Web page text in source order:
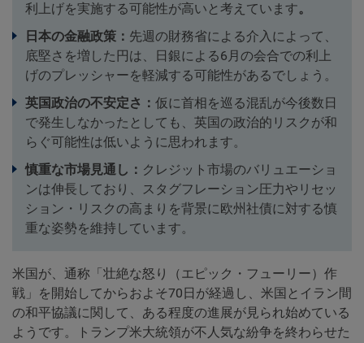
利上げを実施する可能性が高いと考えています。
日本の金融政策： 先週の財務省による介入によって、
底堅さを増した円は、日銀による6月の会合での利上
げのプレッシャーを軽減する可能性があるでしょう。
英国政治の不安定さ： 仮に首相を巡る混乱が今後数日
で発生しなかったとしても、英国の政治的リスクが和
らぐ可能性は低いように思われます。
慎重な市場見通し： クレジット市場のバリュエーショ
ンは伸長しており、スタグフレーション圧力やリセッ
ション・リスクの高まりを背景に欧州社債に対する慎
重な姿勢を維持しています。
米国が、通称「壮絶な怒り（エピック・フューリー）作
戦」を開始してからおよそ70日が経過し、米国とイラン間
の和平協議に関して、ある程度の進展が見られ始めている
ようです。トランプ米大統領が不人気な紛争を終わらせた